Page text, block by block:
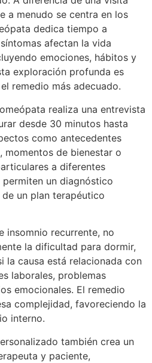
a menudo se centra en los
dedica tiempo a
afectan la vida
emociones, hábitos y
exploración profunda es
remedio más adecuado.
realiza una entrevista
desde 30 minutos hasta
como antecedentes
momentos de bienestar o
a diferentes
un diagnóstico
un plan terapéutico
insomnio recurrente, no
la dificultad para dormir,
la causa está relacionada con
laborales, problemas
emocionales. El remedio
complejidad, favoreciendo la
interno.
también crea un
y paciente,